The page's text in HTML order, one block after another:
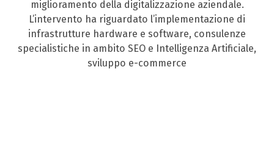
miglioramento della digitalizzazione aziendale.
L’intervento ha riguardato l’implementazione di
infrastrutture hardware e software, consulenze
specialistiche in ambito SEO e Intelligenza Artificiale,
sviluppo e-commerce